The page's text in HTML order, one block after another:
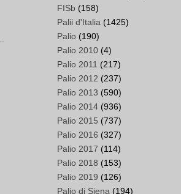
FISb (158)
Palii d'Italia (1425)
Palio (190)
Palio 2010 (4)
Palio 2011 (217)
Palio 2012 (237)
Palio 2013 (590)
Palio 2014 (936)
Palio 2015 (737)
Palio 2016 (327)
Palio 2017 (114)
Palio 2018 (153)
Palio 2019 (126)
Palio di Siena (194)